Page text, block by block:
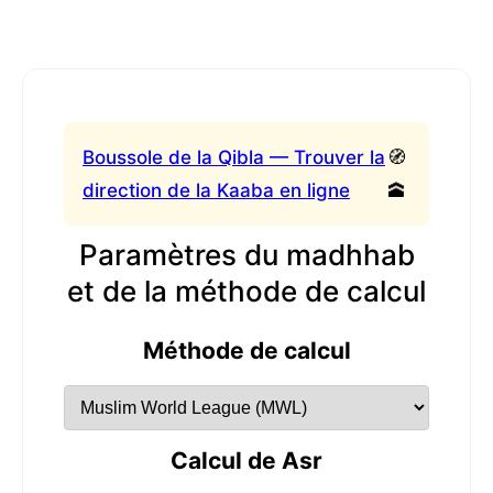
Boussole de la Qibla — Trouver la
direction de la Kaaba en ligne
🧭
🕋
Paramètres du madhhab
et de la méthode de calcul
Méthode de calcul
Calcul de Asr